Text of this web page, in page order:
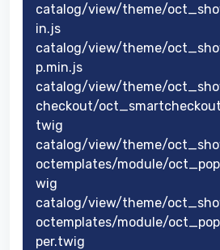
catalog/view/theme/
in.js
catalog/view/theme/
p.min.js
catalog/view/theme/
checkout/
twig
catalog/view/theme/
octemplates/module/
wig
catalog/view/theme/
octemplates/module/
per.twig